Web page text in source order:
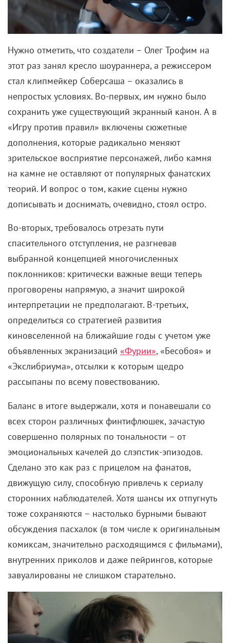
Нужно отметить, что создатели – Олег Трофим на
этот раз занял кресло шоураннера, а режиссером
стал клипмейкер Соберсаша – оказались в
непростых условиях. Во-первых, им нужно было
сохранить уже существующий экранный канон. А в
«Игру против правил» включены сюжетные
дополнения, которые радикально меняют
зрительское восприятие персонажей, либо камня
на камне не оставляют от популярных фанатских
теорий. И вопрос о том, какие сцены нужно
дописывать и доснимать, очевидно, стоял остро.
Во-вторых, требовалось отрезать пути
спасительного отступления, не разгневав
выбранной концепцией многочисленных
поклонников: критически важные вещи теперь
проговорены напрямую, а значит широкой
интерпретации не предполагают. В-третьих,
определиться со стратегией развития
киновселенной на ближайшие годы с учетом уже
объявленных экранизаций «Фурии», «Бесобоя» и
«Экслибриума», отсылки к которым щедро
рассыпаны по всему повествованию.
Баланс в итоге выдержали, хотя и понавешали со
всех сторон различных финтифлюшек, зачастую
совершенно полярных по тональности – от
эмоциональных качелей до слэпстик-эпизодов.
Сделано это как раз с прицелом на фанатов,
движущую силу, способную привлечь к сериалу
сторонних наблюдателей. Хотя шансы их отпугнуть
тоже сохраняются – настолько бурными бывают
обсуждения пасхалок (в том числе к оригинальным
комиксам, значительно расходящимся с фильмами),
внутренних приколов и даже пейрингов, которые
завуалированы не слишком старательно.